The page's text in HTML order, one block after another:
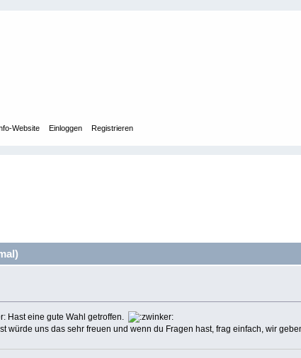
Website Einloggen Registrieren
Hast eine gute Wahl getroffen.
würde uns das sehr freuen und wenn du Fragen hast, frag einfach, wir